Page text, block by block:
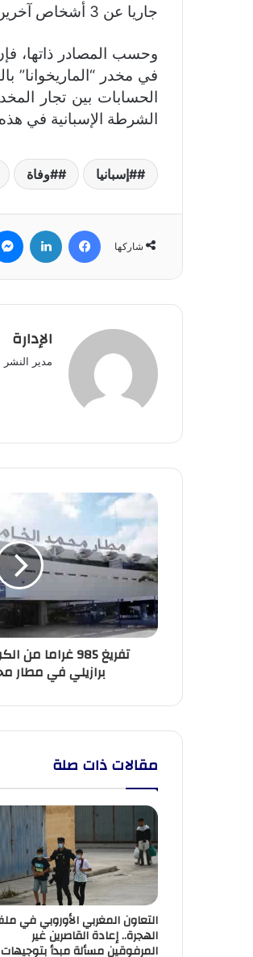
جاريا عن 3 أشخاص آخرين مشتبه بهم.
وحسب المصادر ذاتها،
في مخدر “الماريخوانا”
الحسابات بين تجار
الشرطة الإسبانية في هذه
#إسبانيا #وفاة
شاركها
فيسبوك
الإدارة
مدير النشر
تفريغ
985
الكوكايين
من
أمعاء
برازيلي
في
تفريغ 985
برازيلي في مطار
مقالات ذات صلة
التعاون المغربي الأوروبي في
الهجرة.. إعادة القاصرين غير
المرفوقين مسألة مبدأ بتوجيهات